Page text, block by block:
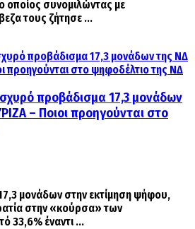
συνομιλώντας με
τους ζήτησε ...
προβάδισμα 17,3 μονάδων
– Ποιοι προηγούνται στο
μονάδων στην εκτίμηση ψήφου,
στην «κούρσα» των
33,6% έναντι ...